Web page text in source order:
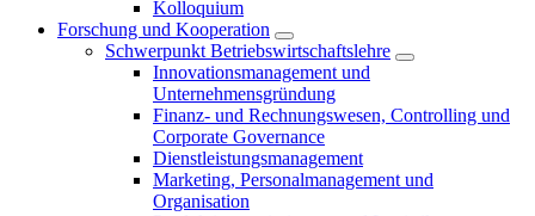
Kolloquium
Forschung und Kooperation
Schwerpunkt Betriebswirtschaftslehre
Innovationsmanagement und
Unternehmensgründung
Finanz- und Rechnungswesen, Controlling und
Corporate Governance
Dienstleistungsmanagement
Marketing, Personalmanagement und
Organisation